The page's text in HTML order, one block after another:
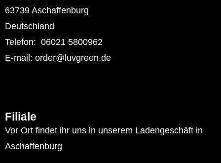
63739 Aschaffenburg
Deutschland
Telefon: 06021 5800962
E-mail: order@luvgreen.de
Filiale
Vor Ort findet ihr uns in unserem Ladengeschäft in
Aschaffenburg